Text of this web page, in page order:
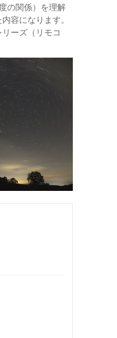
の関係）を理解
容になります。
リーズ（リモコ